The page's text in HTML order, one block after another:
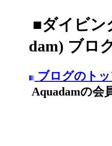
■ダイビン
dam) ブロ
ブログのト
Aquadamの会